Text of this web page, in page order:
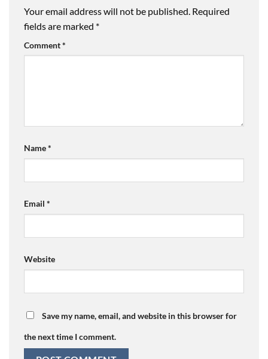
Your email address will not be published. Required
fields are marked *
Comment*
Name*
Email *
Website
Save my name, email, and website in this browser for
the next time I comment.